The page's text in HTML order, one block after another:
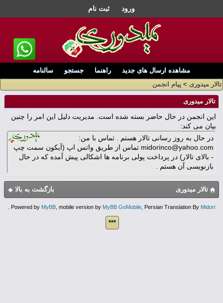
ورود ثبت نام
مشاهده ارسال های جدید راهنما جستجو
سالنامه
تالار میدوری > پیام انجمن
تالار میدوری
این انجمن در حال حاضر بسته شده است. مدیریت دلیل این امر را چنین
بیان می کند:
در حال به روز رسانی تالار هستم . تماس با من:
midorinco@yahoo.com تماس از طریق واتس اپ (آیکون سمت چپ
- بالای تالار) در پرداخت پولی برنامه ها اشکالی پیش آمده که در حال
بازنویسی آن هستم .
بازگشت به بالا تالار میدوری
Powered byMyBB, mobile version byMyBB GoMobile, Persian Translation ByMidori
.
***